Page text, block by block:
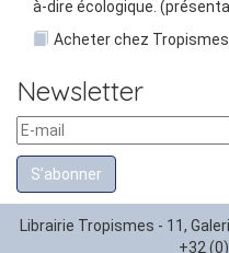
à-dire écologique.
Acheter chez Tropismes
Newsletter
S’abonner
Librairie Tropismes - 11,
+32